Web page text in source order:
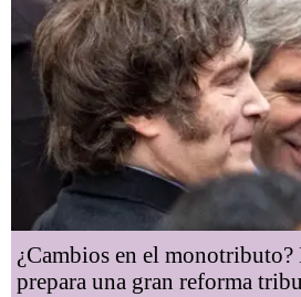
¿Cambios en el
prepara una gran reforma